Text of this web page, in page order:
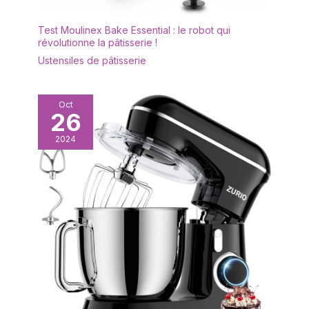
Test Moulinex Bake Essential : le robot qui
révolutionne la pâtisserie !
Ustensiles de pâtisserie
Oct
26
2024